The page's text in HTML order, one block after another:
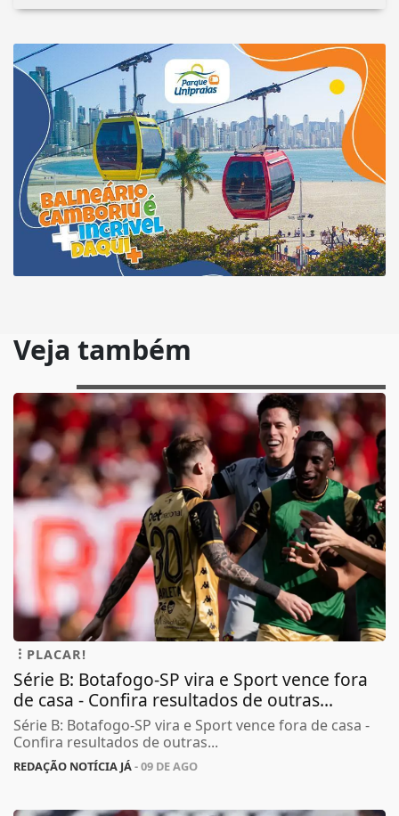
Veja também
PLACAR!
Série B: Botafogo-SP vira e Sport vence fora
de casa - Confira resultados de outras...
Série B: Botafogo-SP vira e Sport vence fora de casa -
Confira resultados de outras...
REDAÇÃO NOTÍCIA JÁ- 09 DE AGO